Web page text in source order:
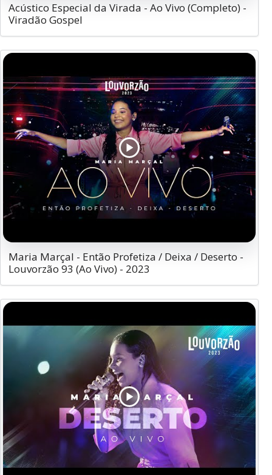
Acústico Especial da Virada - Ao Vivo (Completo) -
Viradão Gospel
Maria Marçal - Então Profetiza / Deixa / Deserto -
Louvorzão 93 (Ao Vivo) - 2023